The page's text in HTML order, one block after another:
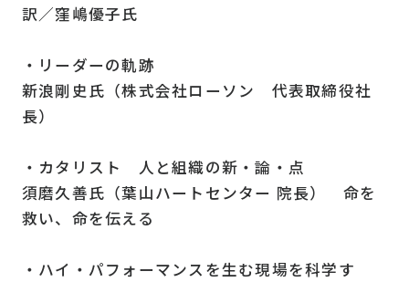
訳／窪嶋優子氏
・リーダーの軌跡
新浪剛史氏（株式会社ローソン 代表取締役社
長）
・カタリスト 人と組織の新・論・点
須磨久善氏（葉山ハートセンター 院長） 命を
救い、命を伝える
・ハイ・パフォーマンスを生む現場を科学す